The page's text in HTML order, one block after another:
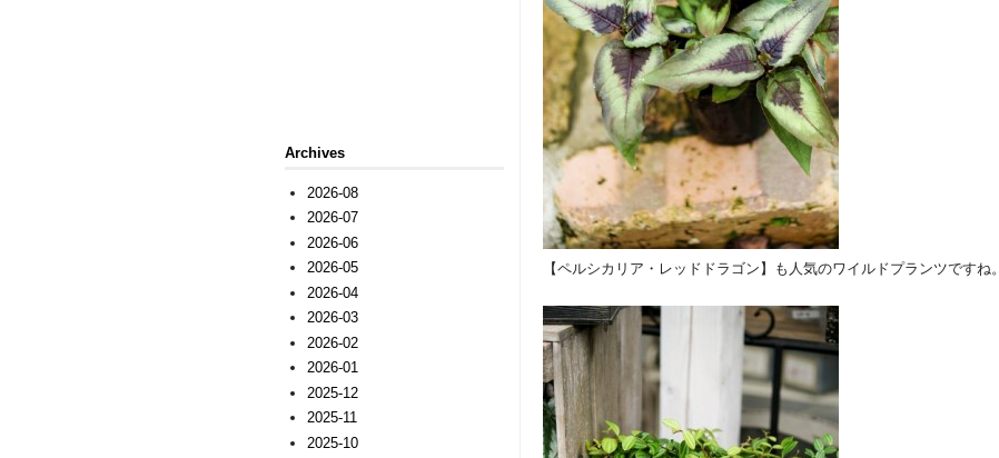
【ペルシカリア・レッドドラゴン】も人気のワイルドプランツですね。
Archives
2026-08
2026-07
2026-06
2026-05
2026-04
2026-03
2026-02
2026-01
2025-12
2025-11
2025-10